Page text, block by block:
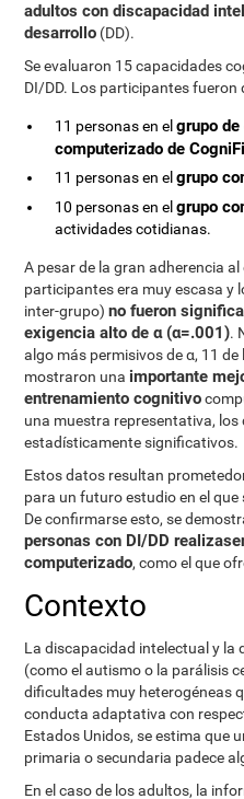
adultos con discapacidad
desarrollo (DD).
Se evaluaron 15 capacidades
DI/DD. Los participantes fueron
11 personas en elgrupo
computerizado de
11 personas en elgrupo
10 personas en elgrupo
actividades cotidianas.
A pesar de la gran adherencia
participantes era muy escasa y
inter-grupo)no fueron
exigencia alto de α (α=.001).
algo más permisivos de α, 11
mostraron una importante
entrenamiento cognitivo
una muestra representativa,
estadísticamente significativos.
Estos datos resultan
para un futuro estudio en el
De confirmarse esto, se
personas con DI/DD
computerizado, como el que
Contexto
La discapacidad intelectual y la
(como el autismo o la parálisis
dificultades muy heterogéneas
conducta adaptativa con
Estados Unidos, se estima que
primaria o secundaria padece
En el caso de los adultos, la